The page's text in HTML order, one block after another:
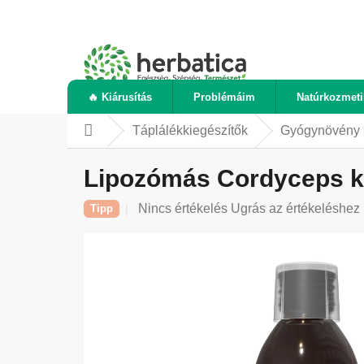
🔥 Kiárusítás Problémáim
KezdőlapTáplálékkiegészítők Gyógynövény
Lipozómás Cordyceps
Tipp
A
Nincs értékelés Ugrás az értékeléshez